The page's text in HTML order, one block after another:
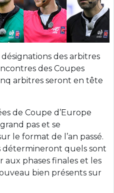
des arbitres
des Coupes
arbitres seront en tête
de Coupe d’Europe
pas et se
le format de l’an passé.
quels sont
aux phases finales et les
bien présents sur